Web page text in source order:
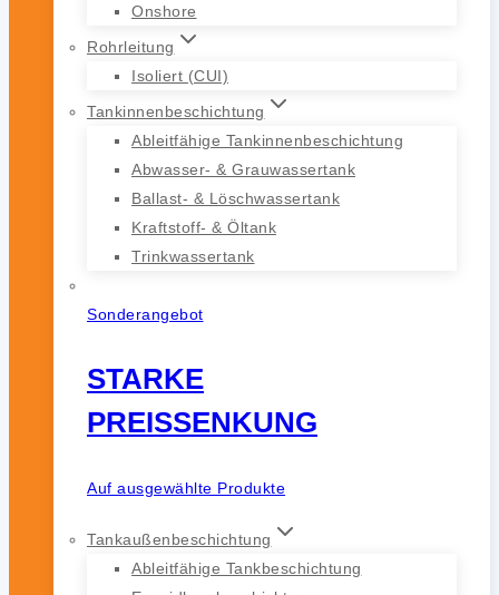
Onshore
Rohrleitung
Isoliert (CUI)
Tankinnenbeschichtung
Ableitfähige Tankinnenbeschichtung
Abwasser- & Grauwassertank
Ballast- & Löschwassertank
Kraftstoff- & Öltank
Trinkwassertank
Sonderangebot
STARKE
PREISSENKUNG
Auf ausgewählte Produkte
Tankaußenbeschichtung
Ableitfähige Tankbeschichtung